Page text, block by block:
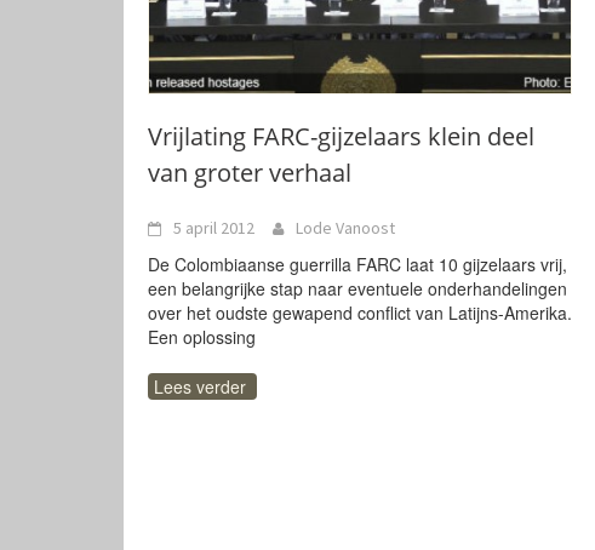
Vrijlating FARC-gijzelaars klein deel
van groter verhaal
5 april 2012 Lode Vanoost
De Colombiaanse guerrilla FARC laat 10 gijzelaars vrij,
een belangrijke stap naar eventuele onderhandelingen
over het oudste gewapend conflict van Latijns-Amerika.
Een oplossing
Lees verder